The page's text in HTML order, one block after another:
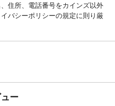
住所、電話番号をカインズ以外
バシーポリシーの規定に則り厳
ー